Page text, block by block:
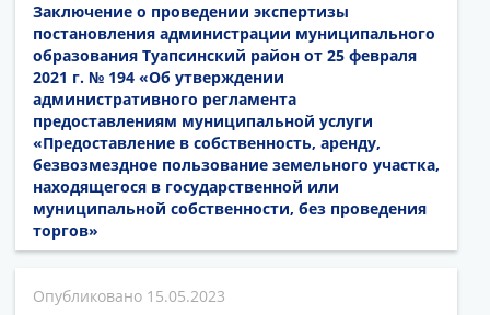
Заключение о проведении экспертизы
постановления администрации муниципального
образования Туапсинский район от 25 февраля
2021 г. № 194 «Об утверждении
административного регламента
предоставлениям муниципальной услуги
«Предоставление в собственность, аренду,
безвозмездное пользование земельного участка,
находящегося в государственной или
муниципальной собственности, без проведения
торгов»
15.05.2023